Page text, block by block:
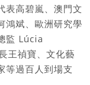
表高碧嵐、澳門文
鴻斌、歐洲研究學
監 Lúcia
王禎寶、文化藝
等過百人到場支